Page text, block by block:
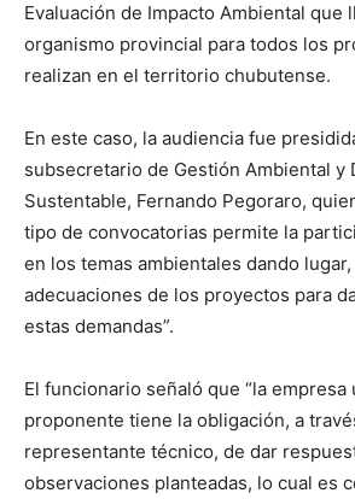
Evaluación de Impacto Ambiental que
organismo provincial para todos los
realizan en el territorio chubutense.
En este caso, la audiencia fue
subsecretario de Gestión Ambiental y
Sustentable, Fernando Pegoraro,
tipo de convocatorias permite la
en los temas ambientales dando
adecuaciones de los proyectos para
estas demandas”.
El funcionario señaló que “la empresa
proponente tiene la obligación, a
representante técnico, de dar
observaciones planteadas, lo cual es